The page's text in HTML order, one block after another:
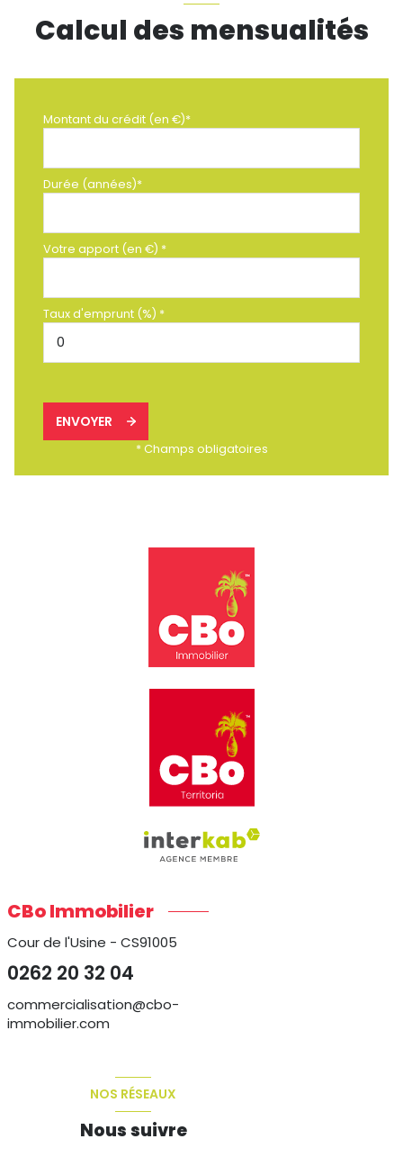
Calcul des mensualités
Montant du crédit (en €)*
Durée (années)*
Votre apport (en €) *
Taux d'emprunt (%) *
ENVOYER
* Champs obligatoires
CBo Immobilier
Cour de l'Usine - CS91005
0262 20 32 04
commercialisation@cbo-
immobilier.com
NOS RÉSEAUX
Nous suivre